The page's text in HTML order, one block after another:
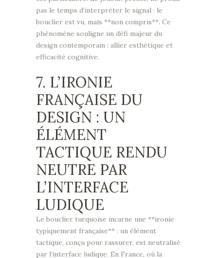
pas le temps d’interpréter le signal : le
bouclier est vu, mais **non compris**. Ce
phénomène souligne un défi majeur du
design contemporain : allier esthétique et
efficacité cognitive.
7. L’IRONIE
FRANÇAISE DU
DESIGN : UN
ÉLÉMENT
TACTIQUE RENDU
NEUTRE PAR
L’INTERFACE
LUDIQUE
Le bouclier turquoise incarne une **ironie
typiquement française** : un élément
tactique, conçu pour rassurer, est neutralisé
par l’interface ludique. En France, où la